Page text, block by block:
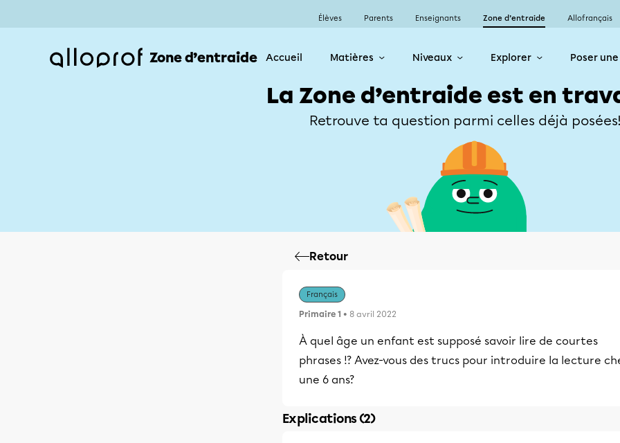
Élèves Parents Enseignants Zone d’entraide Allofrançais
Zone d’entraide Accueil Matières Niveaux Explorer Poser
La Zone d’entraide est en
Retrouve ta question parmi celles déjà
Retour
Français
Primaire 1 • 8 avril 2022
À quel âge un enfant est supposé savoir lire de courtes
phrases !? Avez-vous des trucs pour introduire la lecture
une 6 ans?
Explications (2)